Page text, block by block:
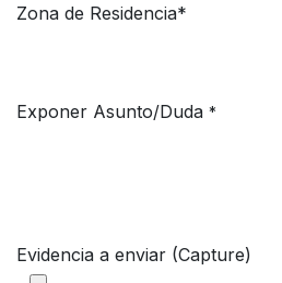
Zona de Residencia*
Exponer Asunto/Duda *
Evidencia a enviar (Capture)